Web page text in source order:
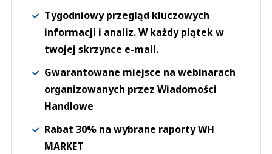
Tygodniowy przegląd kluczowych
informacji i analiz. W każdy piątek w
twojej skrzynce e-mail.
Gwarantowane miejsce na webinarach
organizowanych przez Wiadomości
Handlowe
Rabat 30% na wybrane raporty WH
MARKET